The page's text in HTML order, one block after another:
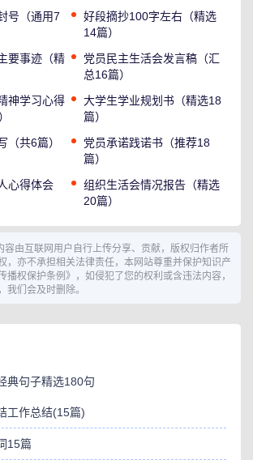
号（通用7
好段摘抄100字左右（精选
14篇）
要事迹（精
党员民主生活会发言稿（汇
总16篇）
神学习心得
大学生学业规划书（精选18
篇）
（共6篇）
党员承诺践诺书（推荐18
篇）
心得体会
组织生活会情况报告（精选
20篇）
容由互联网用户自行上传分享、贡献，版权归作者所
，亦不承担相关法律责任，本网站尊重并保护知识产
播权保护条例》，如侵犯了您的权利或含违法内容，
，我们会及时删除。
典句子精选180句
工作总结(15篇)
15篇